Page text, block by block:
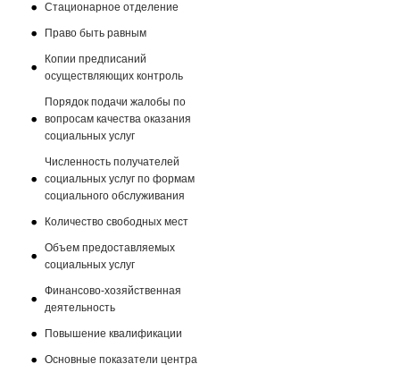
Стационарное отделение
Право быть равным
Копии предписаний
осуществляющих контроль
Порядок подачи жалобы по
вопросам качества оказания
социальных услуг
Численность получателей
социальных услуг по формам
социального обслуживания
Количество свободных мест
Объем предоставляемых
социальных услуг
Финансово-хозяйственная
деятельность
Повышение квалификации
Основные показатели центра